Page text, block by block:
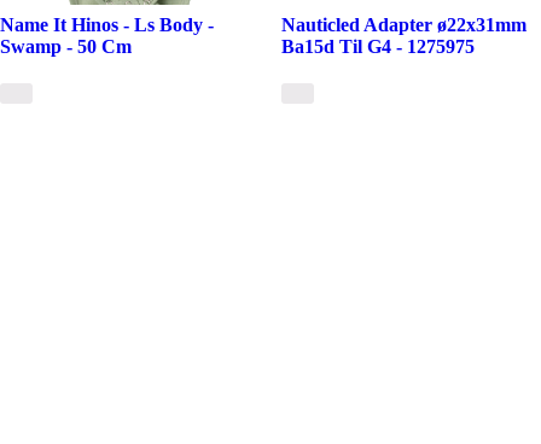
Name It Hinos - Ls Body -
Swamp - 50 Cm
Nauticled Adapter ø22x31mm
Ba15d Til G4 - 1275975